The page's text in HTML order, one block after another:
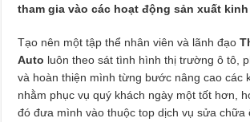
tham gia vào các hoạt động sản xuất
Tạo nên một tập thể nhân viên và lãnh đạo
Auto luôn theo sát tình hình thị trường ô tô,
và hoàn thiện mình từng bước nâng cao các
nhằm phục vụ quý khách ngày một tốt hơn,
đó đưa mình vào thuộc top dịch vụ sửa chữa